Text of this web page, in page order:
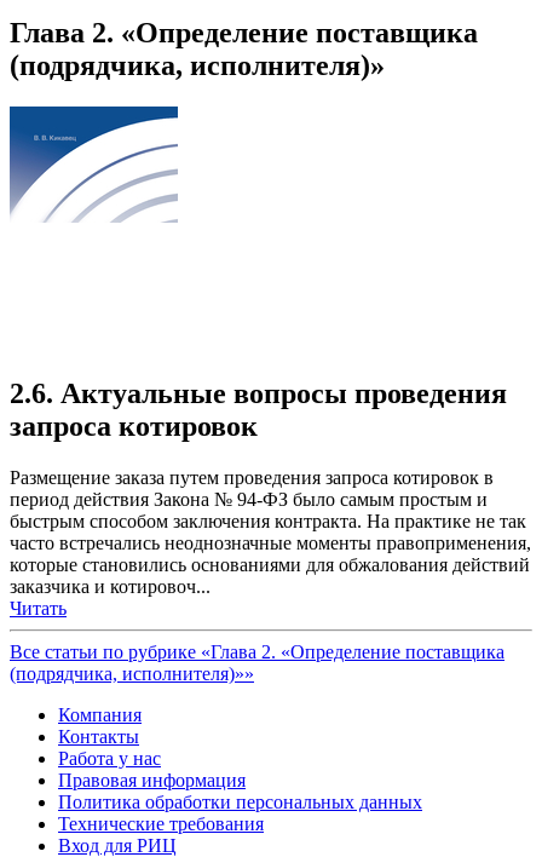
Глава 2. «Определение поставщика
(подрядчика, исполнителя)»
2.6. Актуальные вопросы проведения
запроса котировок
Размещение заказа путем проведения запроса котировок в
период действия Закона № 94-ФЗ было самым простым и
быстрым способом заключения контракта. На практике не так
часто встречались неоднозначные моменты правоприменения,
которые становились основаниями для обжалования действий
заказчика и котировоч...
Читать
Все статьи по рубрике «Глава 2. «Определение поставщика
(подрядчика, исполнителя)»»
Компания
Контакты
Работа у нас
Правовая информация
Политика обработки персональных данных
Технические требования
Вход для РИЦ